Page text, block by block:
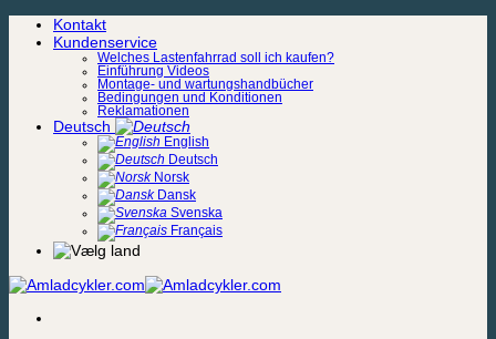
Zum
Inhalt
Kontakt
Kundenservice
Welches Lastenfahrrad soll ich kaufen?
Einführung Videos
Montage- und wartungshandbücher
Bedingungen und Konditionen
Reklamationen
Deutsch
English
Deutsch
Norsk
Dansk
Svenska
Français